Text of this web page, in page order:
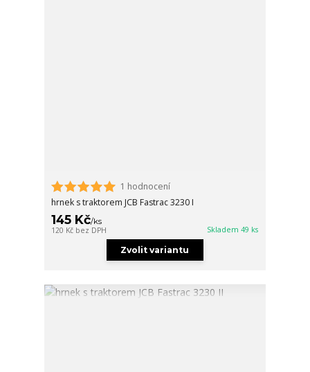
1 hodnocení
hrnek s traktorem JCB Fastrac 3230 I
145 Kč/ks
120 Kč bez DPH Skladem 49 ks
Zvolit variantu